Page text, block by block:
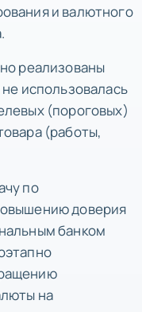
и валютного
реализованы
использовалась
(пороговых)
(работы,
по
доверия
банком
на